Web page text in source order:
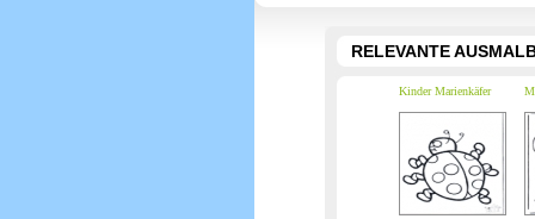
RELEVANTE
Kinder Marienkäfer